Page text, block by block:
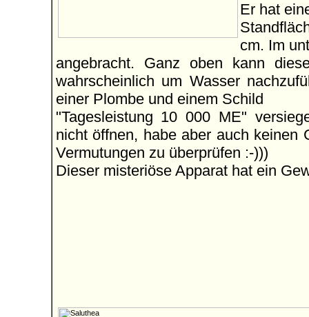
Er hat
cm. Im
angebracht. Ganz oben kann
wahrscheinlich um Wasser
einer Plombe und einem Schild
"Tagesleistung 10 000 ME"
nicht öffnen, habe aber auch keinen
Vermutungen zu überprüfen :-)))
Dieser misteriöse Apparat hat ein